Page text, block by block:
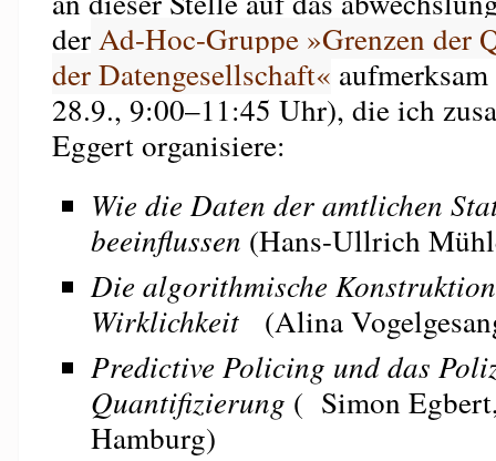
derAd-Hoc-Gruppe »Grenzen der
der Datengesellschaft«
28.9., 9:00–11:45 Uhr), die ich
Eggert organisiere:
Wie die Daten der amtlichen
beeinflussen (Hans-Ullrich
Die algorithmische
Wirklichkeit (Alina
Predictive Policing und das
Quantifizierung ( Simon
Hamburg)